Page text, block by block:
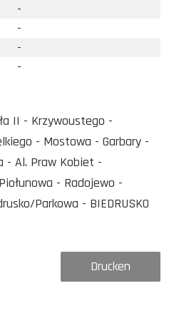
-
-
-
-
II - Krzywoustego -
- Mostowa - Garbary -
- Al. Praw Kobiet -
- Radojewo -
Parkowa - BIEDRUSKO
Drucken